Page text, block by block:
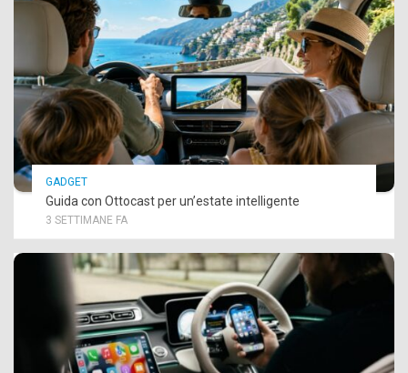
GADGET
Guida con Ottocast per un’estate intelligente
3 SETTIMANE FA